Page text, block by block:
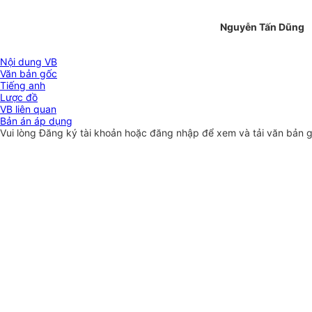
Nguyễn Tấn Dũng
Nội dung VB
Văn bản gốc
Tiếng anh
Lược đồ
VB liên quan
Bản án áp dụng
Vui lòngĐăng ký tài khoản hoặc đăng nhập để xem và tải văn bản